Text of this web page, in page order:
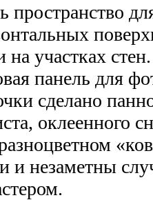
пространство
участках
панель для
сделано
оклеенного
и незаметны